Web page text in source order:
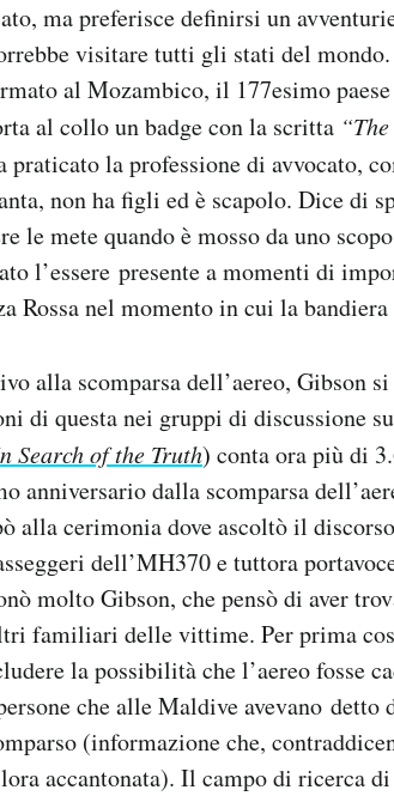
ma preferisce definirsi un
visitare tutti gli stati del
al Mozambico, il 177esimo
al collo un badge con la scritta
praticato la professione di avvocato,
non ha figli ed è scapolo. Dice di
le mete quando è mosso da uno
l’essere presente a momenti di
Rossa nel momento in cui la bandiera
alla scomparsa dell’aereo, Gibson
di questa nei gruppi di discussione
Search of the Truth) conta ora più di
anniversario dalla scomparsa
alla cerimonia dove ascoltò il
dell’MH370 e tuttora
molto Gibson, che pensò di aver
familiari delle vittime. Per prima
la possibilità che l’aereo fosse
che alle Maldive avevano
(informazione che,
accantonata). Il campo di ricerca